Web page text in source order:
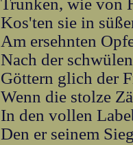
Kos'ten sie in
Am ersehnten
Nach der
Göttern glich der
Wenn die stolze
In den vollen
Den er seinem